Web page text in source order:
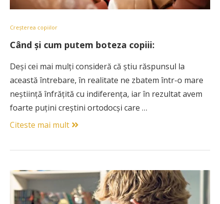
Creșterea copiilor
Când şi cum putem boteza copiii:
Deşi cei mai mulţi consideră că ştiu răspunsul la
această întrebare, în realitate ne zbatem într-o mare
neştiinţă înfrăţită cu indiferenţa, iar în rezultat avem
foarte puţini creştini ortodocşi care …
Citeste mai mult